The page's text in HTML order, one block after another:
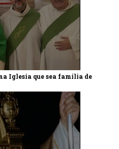
Iglesia que sea familia de